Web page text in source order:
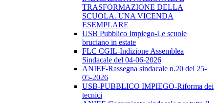
TRASFORMAZIONE DELLA
SCUOLA. UNA VICENDA
ESEMPLARE
USB Pubblico Impiego-Le scuole
bruciano in estate
FLC CGIL-Indizione Assemblea
Sindacale del 04-06-2026
ANIEF-Rassegna sindacale n.20 del 25-
05-2026
USB-PUBBLICO IMPIEGO-Riforma dei
tecnici